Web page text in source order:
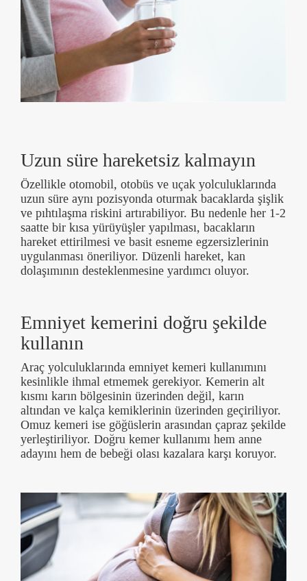
Uzun süre hareketsiz kalmayın
Özellikle otomobil, otobüs ve uçak yolculuklarında
uzun süre aynı pozisyonda oturmak bacaklarda şişlik
ve pıhtılaşma riskini artırabiliyor. Bu nedenle her 1-2
saatte bir kısa yürüyüşler yapılması, bacakların
hareket ettirilmesi ve basit esneme egzersizlerinin
uygulanması öneriliyor. Düzenli hareket, kan
dolaşımının desteklenmesine yardımcı oluyor.
Emniyet kemerini doğru şekilde
kullanın
Araç yolculuklarında emniyet kemeri kullanımını
kesinlikle ihmal etmemek gerekiyor. Kemerin alt
kısmı karın bölgesinin üzerinden değil, karın
altından ve kalça kemiklerinin üzerinden geçiriliyor.
Omuz kemeri ise göğüslerin arasından çapraz şekilde
yerleştiriliyor. Doğru kemer kullanımı hem anne
adayını hem de bebeği olası kazalara karşı koruyor.